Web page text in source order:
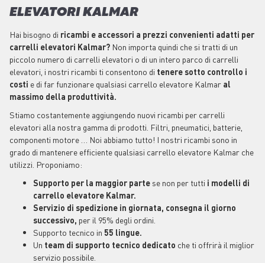
ELEVATORI KALMAR
Hai bisogno di ricambi e accessori a prezzi convenienti adatti per
carrelli elevatori Kalmar? Non importa quindi che si tratti di un
piccolo numero di carrelli elevatori o di un intero parco di carrelli
elevatori, i nostri ricambi ti consentono di tenere sotto controllo i
costi e di far funzionare qualsiasi carrello elevatore Kalmar al
massimo della produttività.
Stiamo costantemente aggiungendo nuovi ricambi per carrelli
elevatori alla nostra gamma di prodotti. Filtri, pneumatici, batterie,
componenti motore … Noi abbiamo tutto! I nostri ricambi sono in
grado di mantenere efficiente qualsiasi carrello elevatore Kalmar che
utilizzi. Proponiamo:
Supporto per la maggior parte se non per tutti i modelli di
carrello elevatore Kalmar.
Servizio di spedizione in giornata, consegna il giorno
successivo, per il 95% degli ordini.
Supporto tecnico in 55 lingue.
Un team di supporto tecnico dedicato che ti offrirà il miglior
servizio possibile.